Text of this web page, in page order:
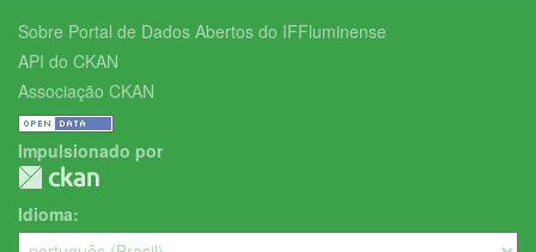
Sobre Portal de Dados Abertos do IFFluminense
API do CKAN
Associação CKAN
Impulsionado por
Idioma